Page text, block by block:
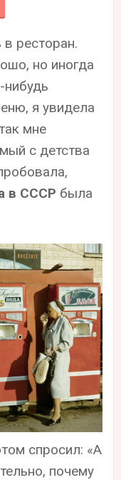
ресторан.
но иногда
я увидела
мне
с детства
в СССР была
спросил: «А
почему